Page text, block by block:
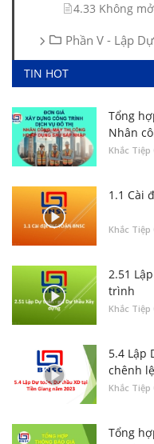
4.33 Không
Phần V - Lập
TIN HOT
Tổng
Nhân
thành
Khắc Tiệp
1.1 Cài
Khắc Tiệp
2.51
trình
Khắc Tiệp
5.4 Lập
chênh
2023
Khắc Tiệp
Tổng
2.56
trên DỰ
áp
Tổng
các
Nghị
phí đầu